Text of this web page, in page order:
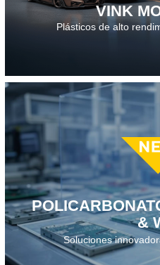
VINK
Plásticos de alto
&
Soluciones
Descarga el